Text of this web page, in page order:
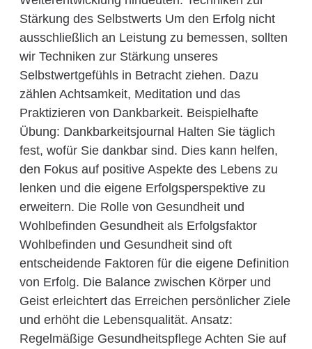
Stärkung des Selbstwerts Um den Erfolg nicht
ausschließlich an Leistung zu bemessen, sollten
wir Techniken zur Stärkung unseres
Selbstwertgefühls in Betracht ziehen. Dazu
zählen Achtsamkeit, Meditation und das
Praktizieren von Dankbarkeit. Beispielhafte
Übung: Dankbarkeitsjournal Halten Sie täglich
fest, wofür Sie dankbar sind. Dies kann helfen,
den Fokus auf positive Aspekte des Lebens zu
lenken und die eigene Erfolgsperspektive zu
erweitern. Die Rolle von Gesundheit und
Wohlbefinden Gesundheit als Erfolgsfaktor
Wohlbefinden und Gesundheit sind oft
entscheidende Faktoren für die eigene Definition
von Erfolg. Die Balance zwischen Körper und
Geist erleichtert das Erreichen persönlicher Ziele
und erhöht die Lebensqualität. Ansatz:
Regelmäßige Gesundheitspflege Achten Sie auf